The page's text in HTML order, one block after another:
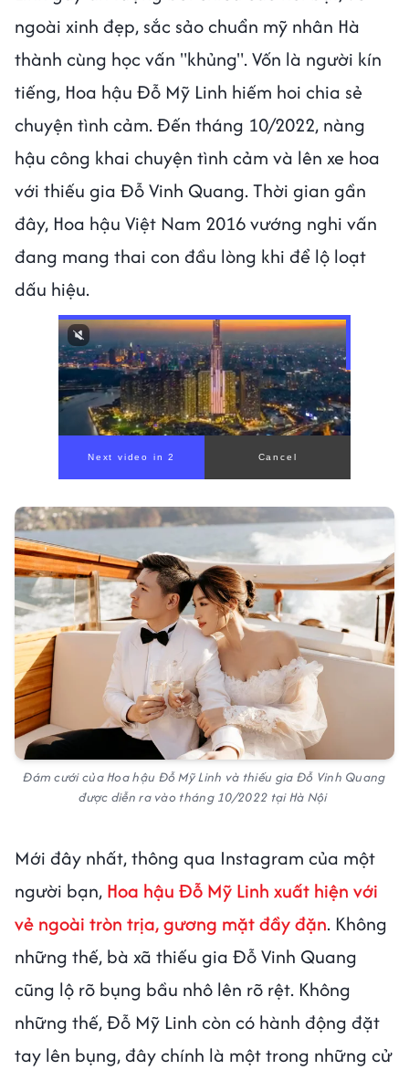
ngoài xinh đẹp, sắc sảo chuẩn mỹ nhân Hà
thành cùng học vấn "khủng". Vốn là người kín
tiếng, Hoa hậu Đỗ Mỹ Linh hiếm hoi chia sẻ
chuyện tình cảm. Đến tháng 10/2022, nàng
hậu công khai chuyện tình cảm và lên xe hoa
với thiếu gia Đỗ Vinh Quang. Thời gian gần
đây, Hoa hậu Việt Nam 2016 vướng nghi vấn
đang mang thai con đầu lòng khi để lộ loạt
dấu hiệu.
Đám cưới của Hoa hậu Đỗ Mỹ Linh và thiếu gia Đỗ Vinh Quang
được diễn ra vào tháng 10/2022 tại Hà Nội
Mới đây nhất, thông qua Instagram của một
người bạn, Hoa hậu Đỗ Mỹ Linh xuất hiện với
vẻ ngoài tròn trịa, gương mặt đầy đặn. Không
những thế, bà xã thiếu gia Đỗ Vinh Quang
cũng lộ rõ bụng bầu nhô lên rõ rệt. Không
những thế, Đỗ Mỹ Linh còn có hành động đặt
tay lên bụng, đây chính là một trong những cử